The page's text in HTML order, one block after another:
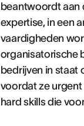
beantwoordt aan
expertise, in een
vaardigheden
organisatorische
bedrijven in staat
voordat ze
hard skills die